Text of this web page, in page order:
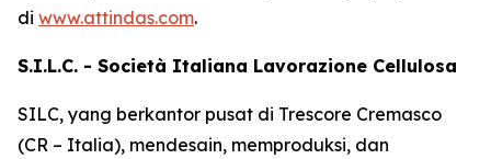
di www.attindas.com.
S.I.L.C. - Società Italiana Lavorazione Cellulosa
SILC, yang berkantor pusat di Trescore Cremasco
(CR – Italia), mendesain, memproduksi, dan